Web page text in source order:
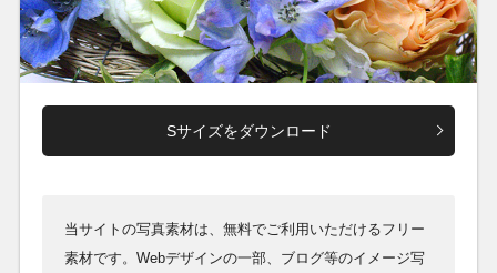
Sサイズをダウンロード
当サイトの写真素材は、無料でご利用いただけるフリー
素材です。Webデザインの一部、ブログ等のイメージ写